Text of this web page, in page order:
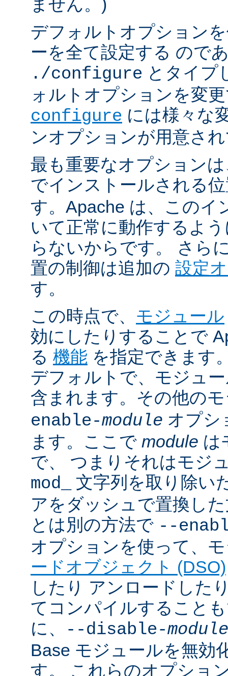
ません。)
デフォルトオプション
ーを全て設定する ので
./configure とタイプ
ォルトオプションを変
configure には様々な
ンオプションが用意さ
最も重要なオプション
でインストールされる
す。Apache は、このイ
いて正常に動作するよ
らないからです。 さら
置の制御は追加の 設定
す。
この時点で、 モジュール
効にしたりすることで
る 機能 を指定できます
デフォルトで、モジュ
含まれます。その他の
enable-module オプシ
ます。ここで module は
で、 つまりそれはモジ
mod_
文字列を取り除い
アをダッシュで置換し
とは別の方法で --
オプションを使って、
ードオブジェクト (DSO)
したり アンロードした
てコンパイルすること
に、
--disable-module
Base モジュールを無効
す。 これらのオプショ